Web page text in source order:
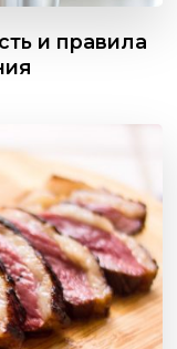
и правила